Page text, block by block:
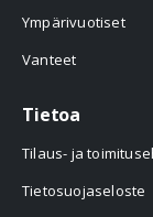
Ympärivuotiset
Vanteet
Tietoa
Tilaus- ja
Tietosuojaseloste